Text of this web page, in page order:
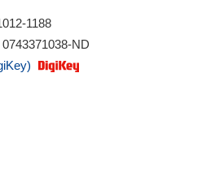
1188
0743371038-ND